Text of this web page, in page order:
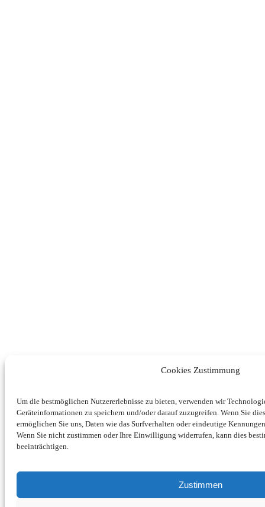
Cookies Zustimmung
Um die bestmöglichen Nutzererlebnisse zu bieten, verwenden wir
Geräteinformationen zu speichern und/oder darauf zuzugreifen. Wenn Sie
ermöglichen Sie uns, Daten wie das Surfverhalten oder eindeutige
Wenn Sie nicht zustimmen oder Ihre Einwilligung widerrufen, kann dies
beeinträchtigen.
Zustimmen